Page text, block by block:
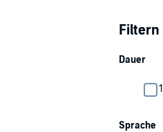
Filtern
Dauer
Sprache